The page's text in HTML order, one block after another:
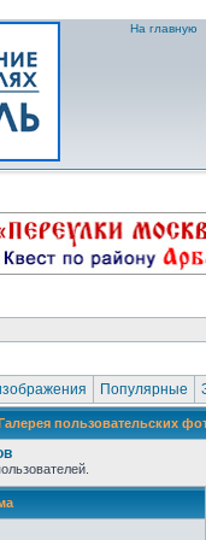
На главную
Популярные
пользовательских